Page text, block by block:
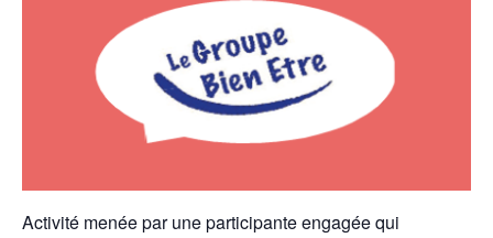
Activité menée par une participante engagée qui